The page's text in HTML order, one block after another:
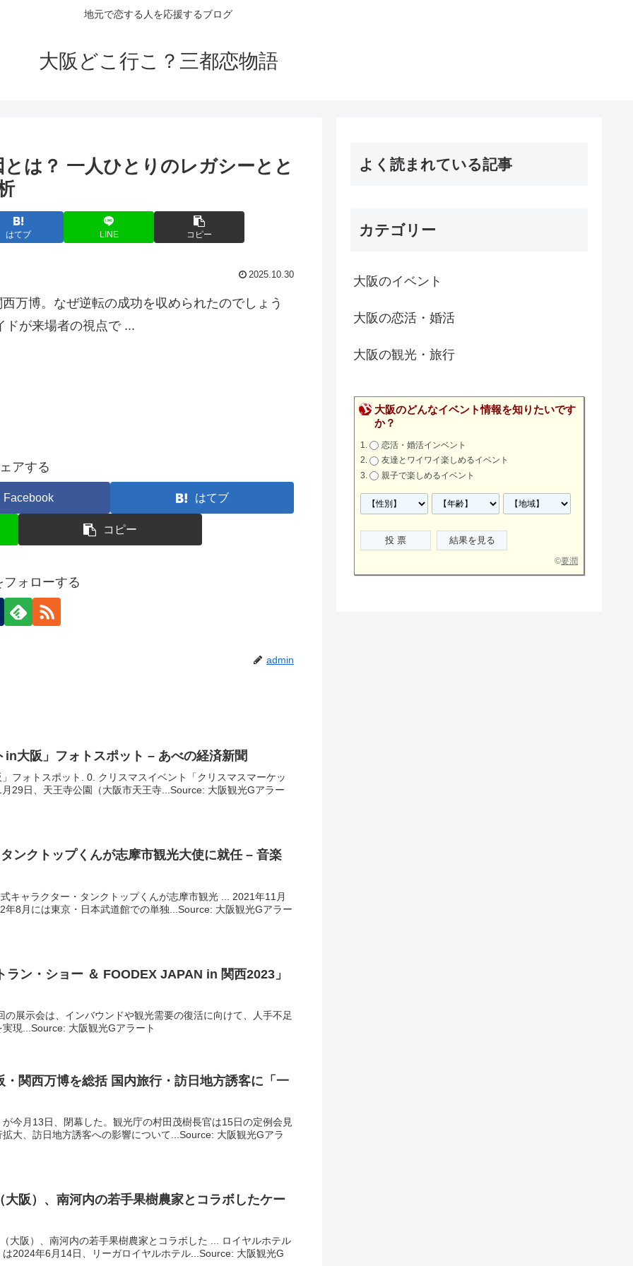
地元で恋する人を応援するブログ
大阪どこ行こ？三都恋物語
は？ 一人ひとりのレガシーとと
はてブ LINE コピー
2025.10.30
万博。なぜ逆転の成功を収められたのでしょう
ドが来場者の視点で ...
アする
Facebook はてブ
コピー
フォローする
admin
in大阪 」フォトスポット – あべの経済新聞
フォトスポット. 0. クリスマスイベント「クリスマスマーケッ
29日、天王寺公園（大阪市天王寺...Source: 大阪観光Gアラー
ンクトップくんが志摩市観光大使に就任 – 音楽
キャラクター・タンクトップくんが志摩市観光 ... 2021年11月
年8月には東京・日本武道館での単独...Source: 大阪観光Gアラー
ラン・ショー ＆ FOODEX JAPAN in 関西2023」
の展示会は、インバウンドや観光需要の復活に向けて、人手不足
現...Source: 大阪観光Gアラート
・関西万博を総括 国内旅行・訪日地方誘客に「一
今月13日、閉幕した。観光庁の村田茂樹長官は15日の定例会見
大、訪日地方誘客への影響について...Source: 大阪観光Gアラ
大阪）、南河内の若手果樹農家とコラボしたケー
大阪）、南河内の若手果樹農家とコラボした ... ロイヤルホテル
2024年6月14日、リーガロイヤルホテル...Source: 大阪観光G
よく読まれている記事
カテゴリー
大阪のイベント
大阪の恋活・婚活
大阪の観光・旅行
大阪のどんなイベント情報を知りたいです
か？
恋活・婚活インベント
友達とワイワイ楽しめるイベント
親子で楽しめるイベント
©要潤